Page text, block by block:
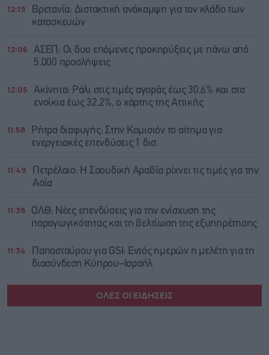
12:19
Βρετανία: Διστακτική ανάκαμψη για τον κλάδο των
κατασκευών
12:06 ΑΣΕΠ: Οι δυο επόμενες προκηρύξεις με πάνω από
5.000 προσλήψεις
12:05
Ακίνητα: Ράλι στις τιμές αγοράς έως 30,6% και στα
ενοίκια έως 32,2%, ο χάρτης της Αττικής
11:58
Ρήτρα διαφυγής: Στην Κομισιόν το αίτημα για
ενεργειακές επενδύσεις 1 δισ.
11:49
Πετρέλαιο: Η Σαουδική Αραβία ρίχνει τις τιμές για την
Ασία
11:38
ΟΛΘ: Νέες επενδύσεις για την ενίσχυση της
παραγωγικότητας και τη βελτίωση της εξυπηρέτησης
11:34
Παπασταύρου για GSI: Εντός ημερών η μελέτη για τη
διασύνδεση Κύπρου–Ισραήλ
ΟΛΕΣ ΟΙ ΕΙΔΗΣΕΙΣ